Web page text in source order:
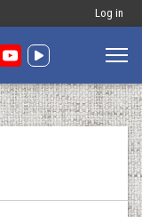
Меню
запису
Log in